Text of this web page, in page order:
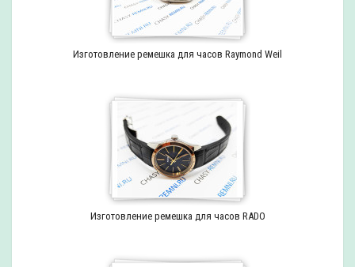
Изготовление ремешка для часов Raymond Weil
Изготовление ремешка для часов RADO